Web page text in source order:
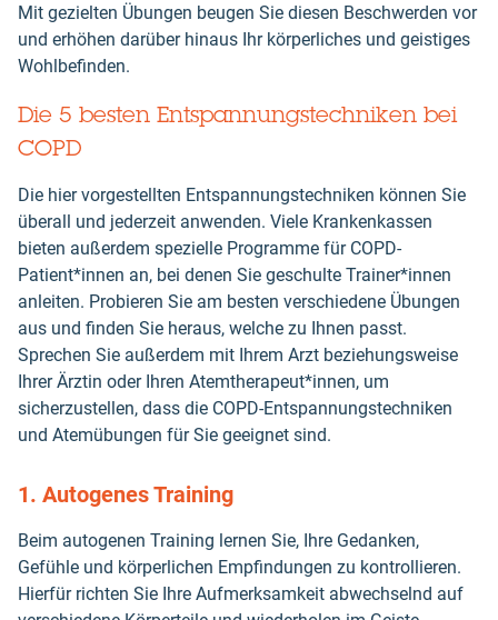
Mit gezielten Übungen beugen Sie diesen Beschwerden vor
und erhöhen darüber hinaus Ihr körperliches und geistiges
Wohlbefinden.
Die 5 besten Entspannungstechniken bei
COPD
Die hier vorgestellten Entspannungstechniken können Sie
überall und jederzeit anwenden. Viele Krankenkassen
bieten außerdem spezielle Programme für COPD-
Patient*innen an, bei denen Sie geschulte Trainer*innen
anleiten. Probieren Sie am besten verschiedene Übungen
aus und finden Sie heraus, welche zu Ihnen passt.
Sprechen Sie außerdem mit Ihrem Arzt beziehungsweise
Ihrer Ärztin oder Ihren Atemtherapeut*innen, um
sicherzustellen, dass die COPD-Entspannungstechniken
und Atemübungen für Sie geeignet sind.
1. Autogenes Training
Beim autogenen Training lernen Sie, Ihre Gedanken,
Gefühle und körperlichen Empfindungen zu kontrollieren.
Hierfür richten Sie Ihre Aufmerksamkeit abwechselnd auf